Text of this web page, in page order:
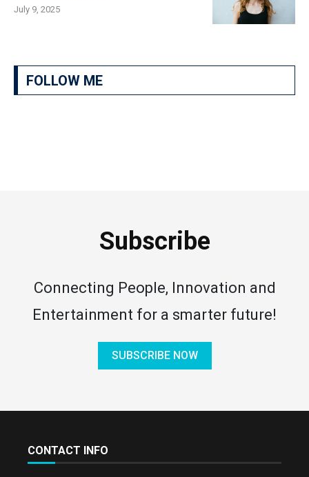
July 9, 2025
FOLLOW ME
Subscribe
Connecting People, Innovation and
Entertainment for a smarter future!
SUBSCRIBE NOW
CONTACT INFO